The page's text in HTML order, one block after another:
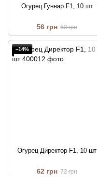
Огурец Гуннар F1, 10 шт
56 грн 63 грн
−14%
Огурец Директор F1, 10 шт
62 грн 72 грн